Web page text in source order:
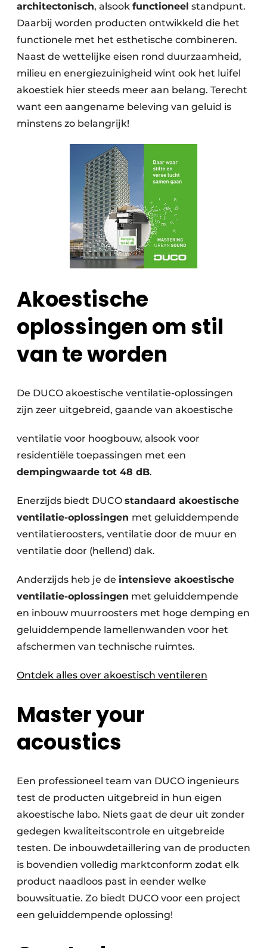
architectonisch, alsook functioneel standpunt.
Daarbij worden producten ontwikkeld die het
functionele met het esthetische combineren.
Naast de wettelijke eisen rond duurzaamheid,
milieu en energiezuinigheid wint ook het luifel
akoestiek hier steeds meer aan belang. Terecht
want een aangename beleving van geluid is
minstens zo belangrijk!
Akoestische
oplossingen om stil
van te worden
De DUCO akoestische ventilatie-oplossingen
zijn zeer uitgebreid, gaande van akoestische
ventilatie voor hoogbouw, alsook voor
residentiële toepassingen met een
dempingwaarde tot 48 dB.
Enerzijds biedt DUCO standaard akoestische
ventilatie-oplossingen met geluiddempende
ventilatieroosters, ventilatie door de muur en
ventilatie door (hellend) dak.
Anderzijds heb je de intensieve akoestische
ventilatie-oplossingen met geluiddempende
en inbouw muurroosters met hoge demping en
geluiddempende lamellenwanden voor het
afschermen van technische ruimtes.
Ontdek alles over akoestisch ventileren
Master your
acoustics
Een professioneel team van DUCO ingenieurs
test de producten uitgebreid in hun eigen
akoestische labo. Niets gaat de deur uit zonder
gedegen kwaliteitscontrole en uitgebreide
testen. De inbouwdetaillering van de producten
is bovendien volledig marktconform zodat elk
product naadloos past in eender welke
bouwsituatie. Zo biedt DUCO voor een project
een geluiddempende oplossing!